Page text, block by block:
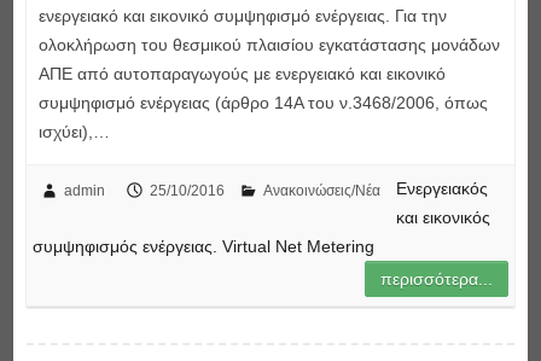
ενεργειακό και εικονικό συμψηφισμό ενέργειας. Για την
ολοκλήρωση του θεσμικού πλαισίου εγκατάστασης μονάδων
ΑΠΕ από αυτοπαραγωγούς με ενεργειακό και εικονικό
συμψηφισμό ενέργειας (άρθρο 14Α του ν.3468/2006, όπως
ισχύει),…
admin 25/10/2016 Ανακοινώσεις/Νέα
Ενεργειακός
και εικονικός
συμψηφισμός ενέργειας. Virtual Net Metering
περισσότερα...